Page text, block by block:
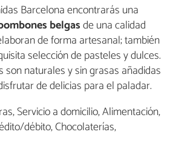
Barcelona encontrarás una
belgasde una calidad
de forma artesanal; también
selección de pasteles y dulces.
son naturales y sin grasas añadidas
de delicias para el paladar.
Servicio a domicilio, Alimentación,
débito, Chocolaterías,